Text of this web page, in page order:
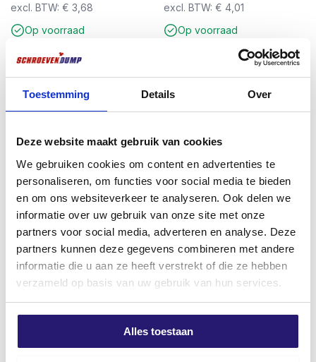
Toestemming Details Over
Deze website maakt gebruik van cookies
We gebruiken cookies om content en advertenties te
personaliseren, om functies voor social media te bieden
en om ons websiteverkeer te analyseren. Ook delen we
informatie over uw gebruik van onze site met onze
partners voor social media, adverteren en analyse. Deze
partners kunnen deze gegevens combineren met andere
informatie die u aan ze heeft verstrekt of die ze hebben
verzameld op basis van uw gebruik van hun services.
Alles toestaan
prijs
was:
excl. BTW: € 3,68
Op voorraad
excl. BTW:€ 4,01
Op voorraad
Maskeerfolie Gold Tape
2700mm x 20m – Schilderstape
met Folie
€7,46
Op voorraad
Schroevendump
gipsplaatschroeven PH2 grove
draad 4,8 x 130 200stuks
€17,99
Op voorraad